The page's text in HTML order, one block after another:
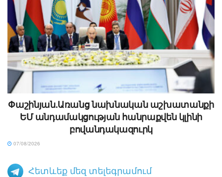
Փաշինյան.Առանց նախնական աշխատանքի
ԵՄ անդամակցության հանրաքվեն կլինի
բովանդակազուրկ
07/08/2026
Հետևեք մեզ տելեգրամում